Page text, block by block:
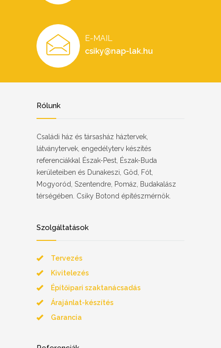
E-MAIL
csiky@nap-lak.hu
Rólunk
Családi ház és társasház háztervek,
látványtervek, engedélyterv készítés
referenciákkal Észak-Pest, Észak-Buda
kerületeiben és Dunakeszi, Göd, Fót,
Mogyoród, Szentendre, Pomáz, Budakalász
térségében. Csiky Botond építészmérnök.
Szolgáltatások
Tervezés
Kivitelezés
Építőipari szaktanácsadás
Árajánlat-készítés
Garancia